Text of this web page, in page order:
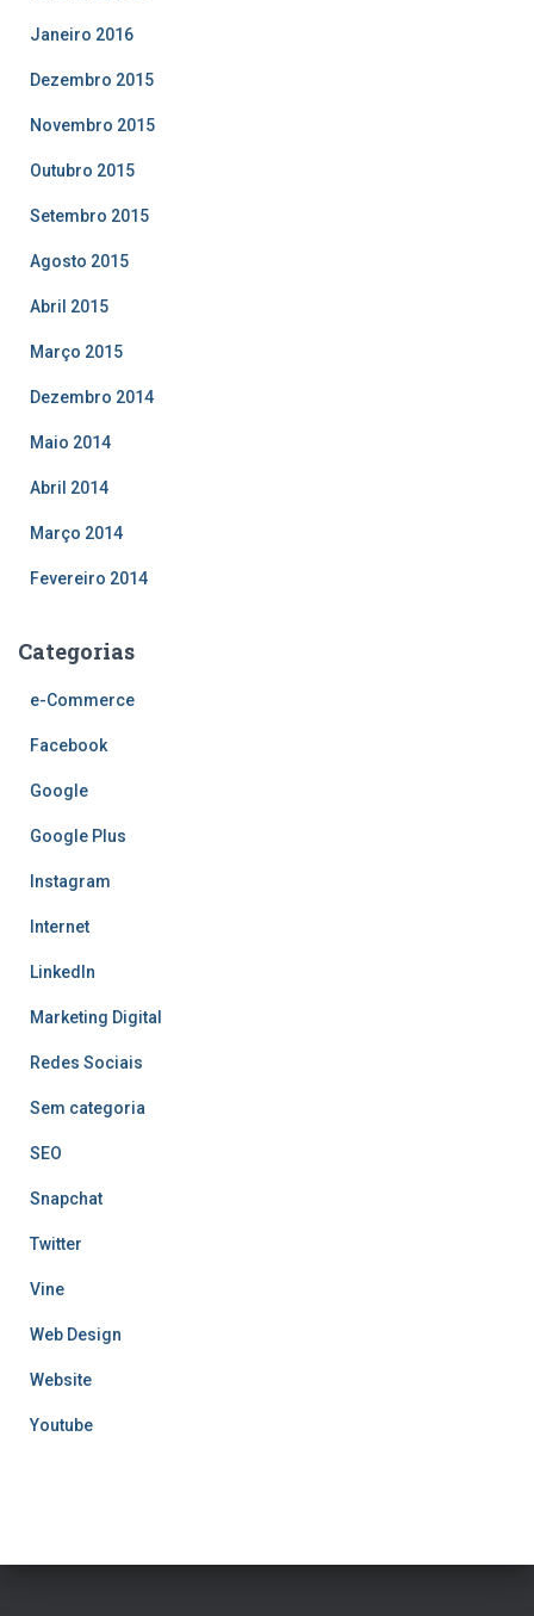
Janeiro 2016
Dezembro 2015
Novembro 2015
Outubro 2015
Setembro 2015
Agosto 2015
Abril 2015
Março 2015
Dezembro 2014
Maio 2014
Abril 2014
Março 2014
Fevereiro 2014
Categorias
e-Commerce
Facebook
Google
Google Plus
Instagram
Internet
LinkedIn
Marketing Digital
Redes Sociais
Sem categoria
SEO
Snapchat
Twitter
Vine
Web Design
Website
Youtube